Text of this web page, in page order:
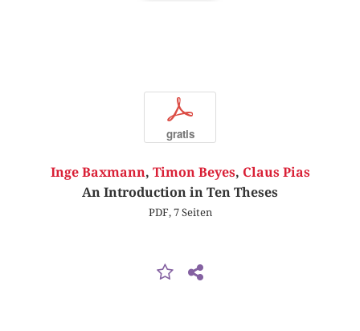
p
gratis
Inge Baxmann, Timon Beyes, Claus Pias
An Introduction in Ten Theses
PDF, 7 Seiten